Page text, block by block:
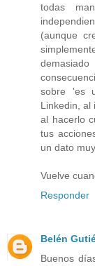
todas
(aunque
sobre 'es
Linkedin, al
al hacerlo
tus
un dato
Vuelve
Responder
Belén
Buenos